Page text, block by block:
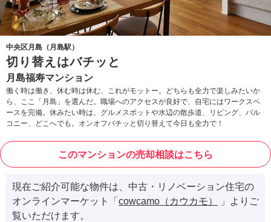
中央区月島（月島駅）
切り替えはバチッと
月島福寿マンション
働く時は働き、休む時は休む、これがモットー。どちらも全力で楽しみたいか
ら、ここ「月島」を選んだ。職場へのアクセスが良好で、自宅にはワークスペ
ースを完備。休みたい時は、グルメスポットや水辺の散歩道、リビング、バル
コニー、どこへでも。オンオフバチッと切り替えて今日も全力で！
このマンションの売却相談はこちら
現在ご紹介可能な物件は、中古・リノベーション住宅の
オンラインマーケット「 cowcamo（カウカモ）
」よりご
覧いただけます。